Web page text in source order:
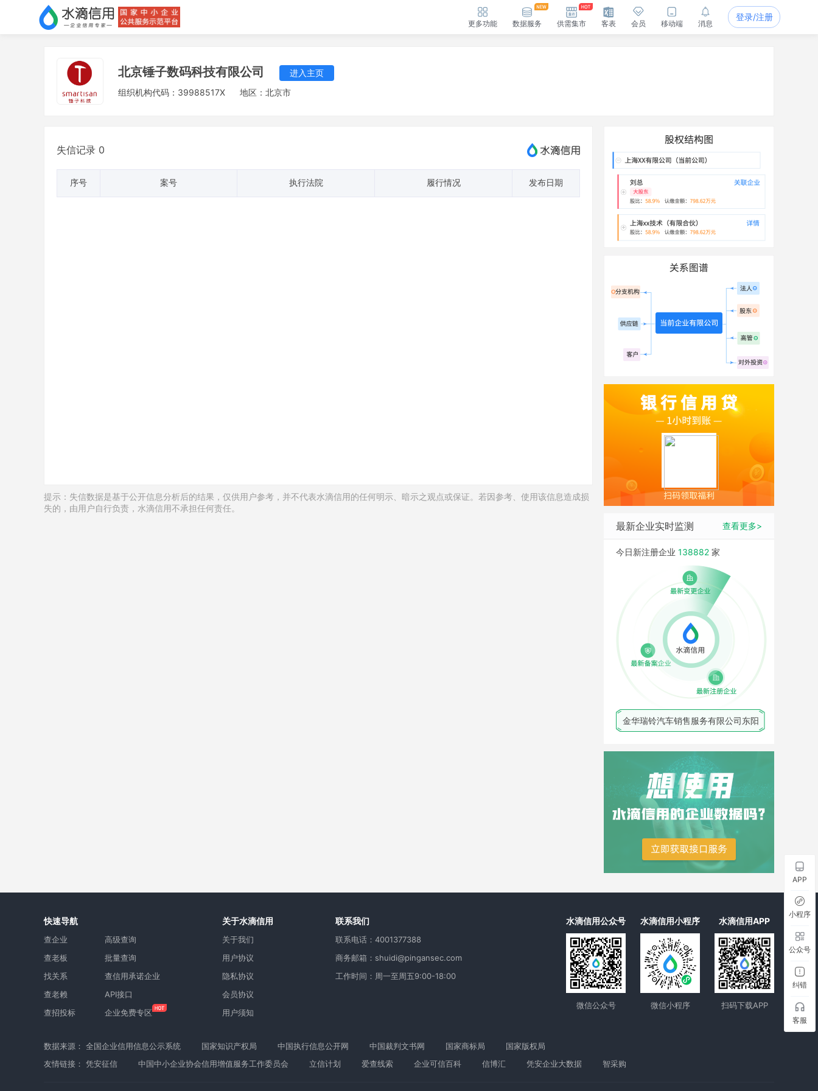
更多功能 数据服务 供需集市 客表 会员 移动端 消息
登录/注册
北京锤子数码科技有限公司
进入主页
组织机构代码：39988517X
地区：北京市
失信记录 0
序号 案号 执行法院 履行情况 发布日期
提示：失信数据是基于公开信息分析后的结果，仅供用户参考，并不代表水滴信用的任何明示、暗示之观点或保证。若因参考、使用该信息造成损
失的，由用户自行负责，水滴信用不承担任何责任。
最新企业实时监测 查看更多>
今日新注册企业 138882 家
金华瑞铃汽车销售服务有限公司东阳
嘉兴景珩电子商务有限公司
东阳市磁石记保健用品有限公司
杭州明熙卓远企业管理有限公司
温州市晨工装饰工程有限公司
快速导航
查企业
查老板
找关系
查老赖
查招投标
高级查询
批量查询
查信用承诺企业
API接口
企业免费专区
关于水滴信用
关于我们
用户协议
隐私协议
会员协议
用户须知
联系我们
联系电话：4001377388
商务邮箱：shuidi@pingansec.com
工作时间：周一至周五9:00-18:00
水滴信用公众号
微信公众号
水滴信用小程序
微信小程序
水滴信用APP
扫码下载APP
数据来源： 全国企业信用信息公示系统 国家知识产权局 中国执行信息公开网 中国裁判文书网 国家商标局
国家版权局
友情链接： 凭安征信 中国中小企业协会信用增值服务工作委员会 立信计划 爱查线索 企业可信百科 信博汇 凭安企业大数据 智采购
APP
小程序
公众号
纠错
客服